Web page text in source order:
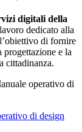
digitali della
dedicato alla
di fornire
e la
cittadinanza.
operativo di
di design